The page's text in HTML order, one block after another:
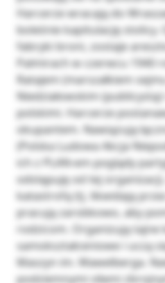
Harcerze wracają do
boleśnie kapitulację stolicy.
fabryki broni, zostaje
Palmirach w czerwcu 1940
Ratajem (marszałkiem
Niedziałowskim
polskimi. Harcerze
okupantem. Nawiązują
(Polska Ludowa Akcja
ich z PLAN-em poglądy
odstępuję od tej
katastrofą (tj. likwidają
pracują zarobkowo, aby
rodzicom. Organizują tajne
samokształceniowe i uczą
Maszyn im. Wawelberga.
podziemnymi siłami